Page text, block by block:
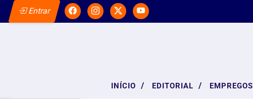
Entrar
INÍCIO / EDITORIAL / EMPREGOS